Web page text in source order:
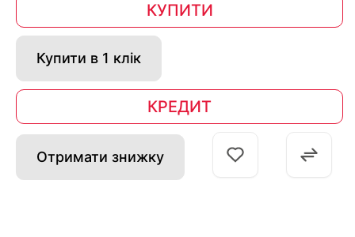
КУПИТИ
Купити в 1 клік
КРЕДИТ
Отримати знижку